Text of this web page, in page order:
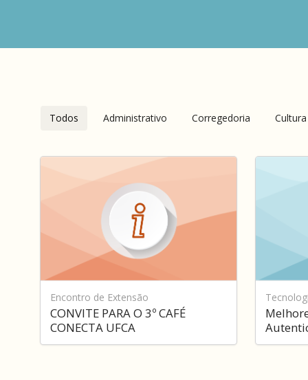
Todos
os Administrativo Corregedoria Cultura
Encontro de Extensão
CONVITE PARA O 3º CAFÉ
CONECTA UFCA